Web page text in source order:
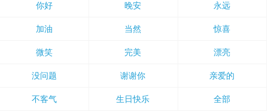
你好 晚安 永远
加油 当然 惊喜
微笑 完美 漂亮
没问题 谢谢你 亲爱的
不客气 生日快乐 全部